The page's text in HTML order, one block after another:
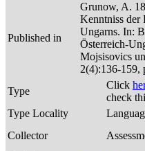
Published in
Grunow, A.
Kenntniss der
Ungarns. In:
Österreich-
Mojsisovics
2(4):136-
Type
Click
check
Type Locality
Collector